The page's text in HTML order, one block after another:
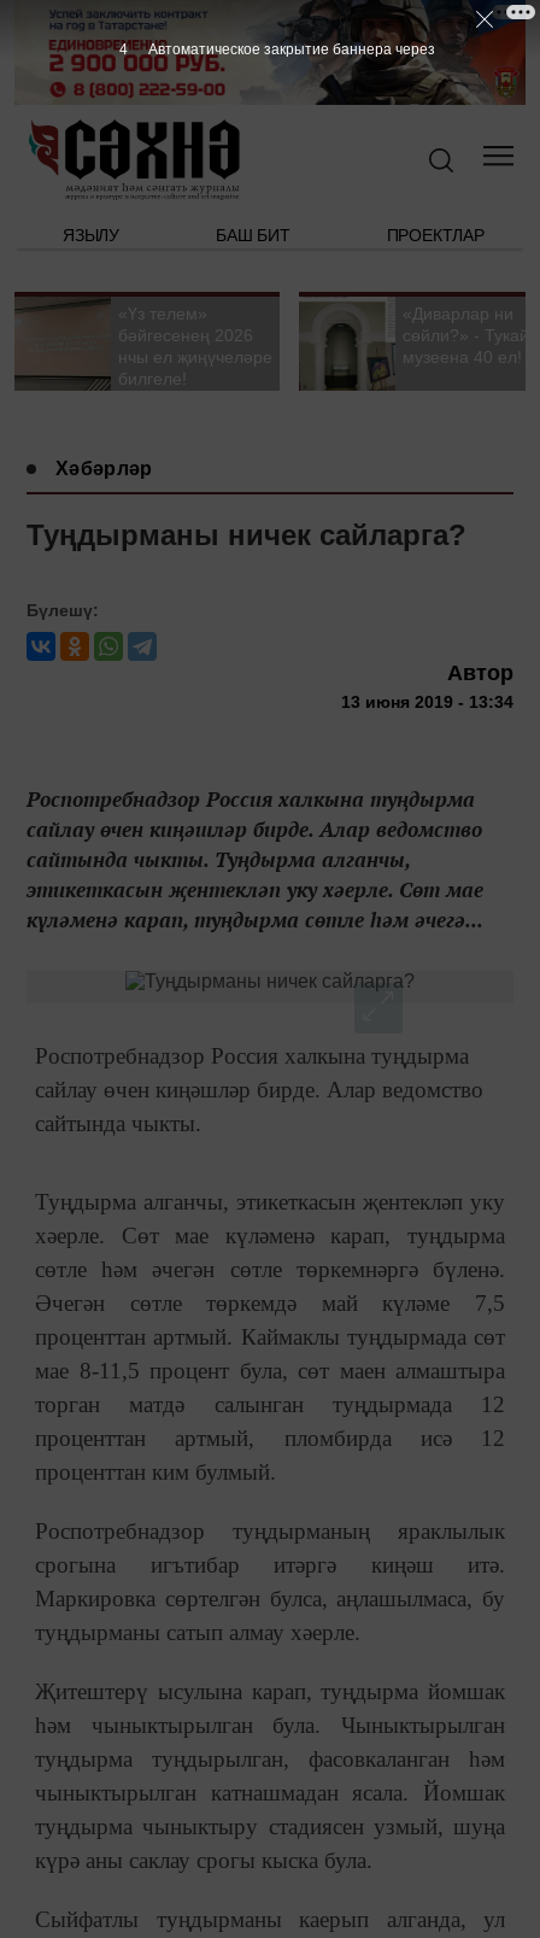
ЯЗЫЛУ БАШ БИТ ПРОЕКТЛАР
«Үз телем»
бәйгесенең 2026
нчы ел җиңүчеләре
билгеле!
«Диварлар ни
сөйли?» - Тукай
музеена 40 ел!
Хәбәрләр
Туңдырманы ничек сайларга?
Бүлешү:
Автор
13 июня 2019 - 13:34
Роспотребнадзор Россия халкына туңдырма
сайлау өчен киңәшләр бирде. Алар ведомство
сайтында чыкты. Туңдырма алганчы,
этикеткасын җентекләп уку хәерле. Сөт мае
күләменә карап, туңдырма сөтле һәм әчегә...
Роспотребнадзор Россия халкына туңдырма
сайлау өчен киңәшләр бирде. Алар ведомство
сайтында чыкты.
Туңдырма алганчы, этикеткасын җентекләп уку
хәерле. Сөт мае күләменә карап, туңдырма
сөтле һәм әчегән сөтле төркемнәргә бүленә.
Әчегән сөтле төркемдә май күләме 7,5
проценттан артмый. Каймаклы туңдырмада сөт
мае 8-11,5 процент була, сөт маен алмаштыра
торган матдә салынган туңдырмада 12
проценттан артмый, пломбирда исә 12
проценттан ким булмый.
Роспотребнадзор туңдырманың яраклылык
срогына игътибар итәргә киңәш итә.
Маркировка сөртелгән булса, аңлашылмаса, бу
туңдырманы сатып алмау хәерле.
Җитештерү ысулына карап, туңдырма йомшак
һәм чыныктырылган була. Чыныктырылган
туңдырма туңдырылган, фасовкаланган һәм
чыныктырылган катнашмадан ясала. Йомшак
туңдырма чыныктыру стадиясен узмый, шуңа
күрә аны саклау срогы кыска була.
Сыйфатлы туңдырманы каерып алганда, ул
3 Автоматическое закрытие баннера через